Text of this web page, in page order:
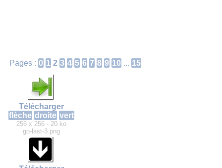
Pages : 0 1 2 3 4 5 6 7 8 9 10 ... 15
Télécharger
flèche droite vert
256 x 256 - 20 ko
go-last-3.png